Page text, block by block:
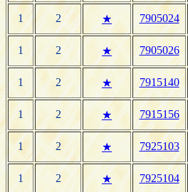
1 2 ★ 7905024
1 2 ★ 7905026
1 2 ★ 7915140
1 2 ★ 7915156
1 2 ★ 7925103
1 2 ★ 7925104